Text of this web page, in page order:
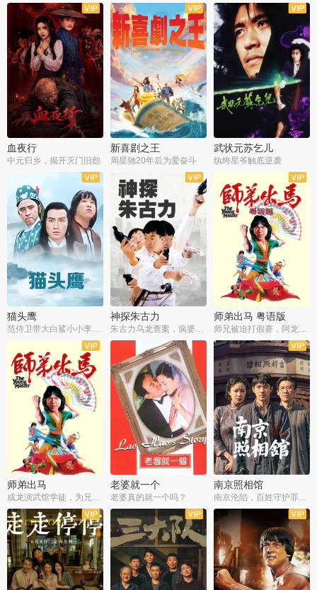
血夜行
中元归乡，揭开灭门旧怨
新喜剧之王
周星驰20年后为爱奋斗
武状元苏乞儿
纨绔星爷触底逆袭
猫头鹰
范侍卫带大白鲨小小李破案寻妃
神探朱古力
朱古力乌龙查案，疯婆子神助攻
师弟出马 粤语版
师兄被迫打假赛，阿龙追查斗黑帮
师弟出马
成龙演武馆学徒，为兄搏命战黑道
老婆就一个
老婆真的就一个吗？
南京照相馆
南京沦陷，百姓守护罪证底片